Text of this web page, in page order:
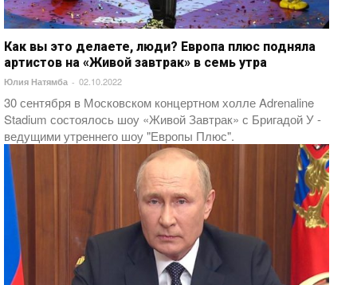
Как вы это делаете, люди? Европа плюс подняла
артистов на «Живой завтрак» в семь утра
Юлия Натямба - 02.10.2022
30 сентября в Московском концертном холле Adrenaline
Stadium состоялось шоу «Живой Завтрак» с Бригадой У -
ведущими утреннего шоу "Европы Плюс".